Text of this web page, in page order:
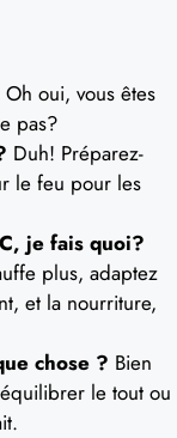
Oh oui, vous êtes
pas?
Duh! Préparez-
le feu pour les
je fais quoi?
plus, adaptez
et la nourriture,
chose ? Bien
le tout ou